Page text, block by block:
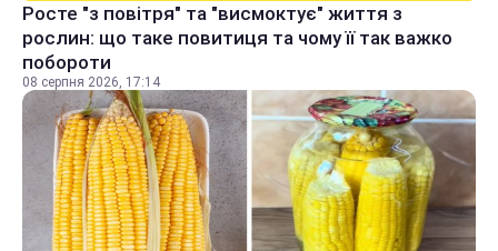
Росте "з повітря" та "висмоктує" життя з
рослин: що таке повитиця та чому її так важко
побороти
08 серпня 2026, 17:14